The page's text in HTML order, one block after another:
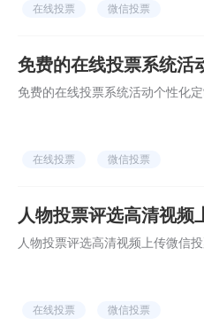
在线投票 微信投票
免费的在线投票系统活
免费的在线投票系统活动个性化
在线投票 微信投票
人物投票评选高清视频
人物投票评选高清视频上传微信
在线投票 微信投票